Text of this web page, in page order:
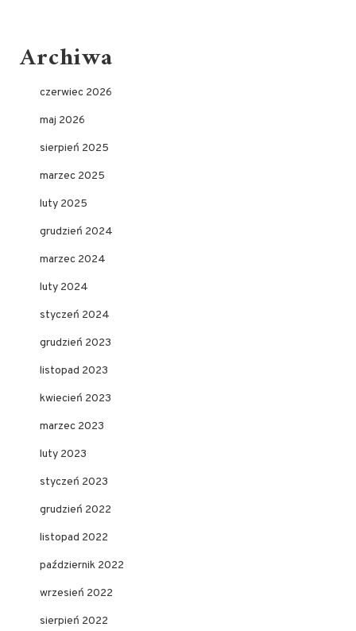
Archiwa
czerwiec 2026
maj 2026
sierpień 2025
marzec 2025
luty 2025
grudzień 2024
marzec 2024
luty 2024
styczeń 2024
grudzień 2023
listopad 2023
kwiecień 2023
marzec 2023
luty 2023
styczeń 2023
grudzień 2022
listopad 2022
październik 2022
wrzesień 2022
sierpień 2022